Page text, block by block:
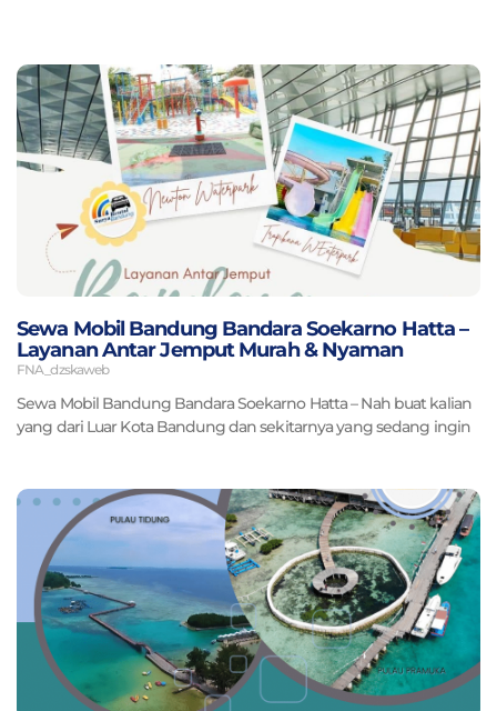
Sewa Mobil Bandung Bandara Soekarno Hatta –
Layanan Antar Jemput Murah & Nyaman
FNA_dzskaweb
Sewa Mobil Bandung Bandara Soekarno Hatta – Nah buat kalian
yang dari Luar Kota Bandung dan sekitarnya yang sedang ingin
PagePagePagePagePage